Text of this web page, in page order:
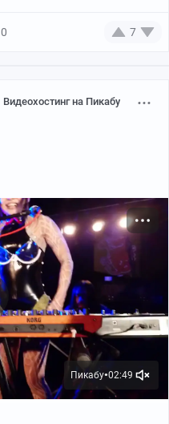
0 7
Видеохостинг на Пикабу
Пикабу●02:49